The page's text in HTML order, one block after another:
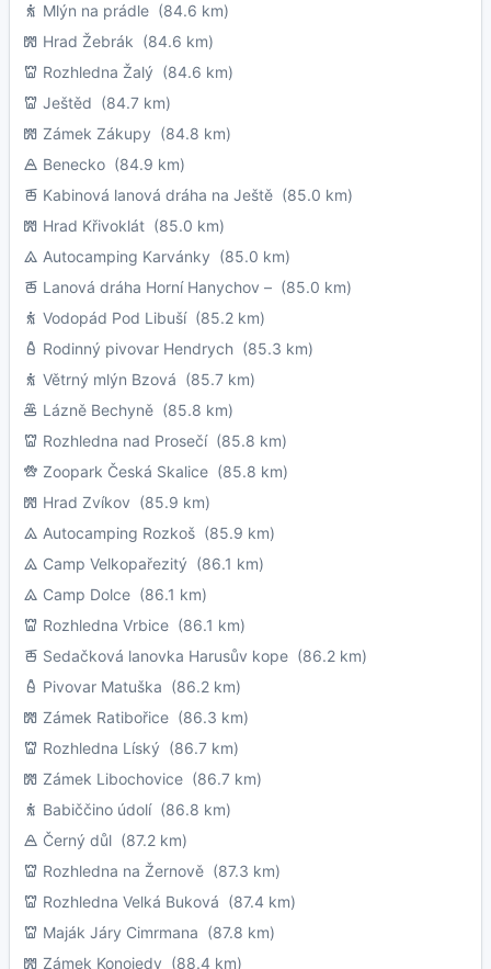
Mlýn na prádle (84.6 km)
Hrad Žebrák (84.6 km)
Rozhledna Žalý (84.6 km)
Ještěd (84.7 km)
Zámek Zákupy (84.8 km)
Benecko (84.9 km)
Kabinová lanová dráha na Ještě (85.0 km)
Hrad Křivoklát (85.0 km)
Autocamping Karvánky (85.0 km)
Lanová dráha Horní Hanychov – (85.0 km)
Vodopád Pod Libuší(85.2 km)
Rodinný pivovar Hendrych (85.3 km)
Větrný mlýn Bzová (85.7 km)
Lázně Bechyně (85.8 km)
Rozhledna nad Prosečí(85.8 km)
Zoopark Česká Skalice (85.8 km)
Hrad Zvíkov (85.9 km)
Autocamping Rozkoš (85.9 km)
Camp Velkopařezitý (86.1 km)
Camp Dolce (86.1 km)
Rozhledna Vrbice (86.1 km)
Sedačková lanovka Harusův kope (86.2 km)
Pivovar Matuška (86.2 km)
Zámek Ratibořice (86.3 km)
Rozhledna Líský (86.7 km)
Zámek Libochovice (86.7 km)
Babiččino údolí(86.8 km)
Černý důl (87.2 km)
Rozhledna na Žernově (87.3 km)
Rozhledna Velká Buková (87.4 km)
Maják Járy Cimrmana (87.8 km)
Zámek Konojedy (88.4 km)